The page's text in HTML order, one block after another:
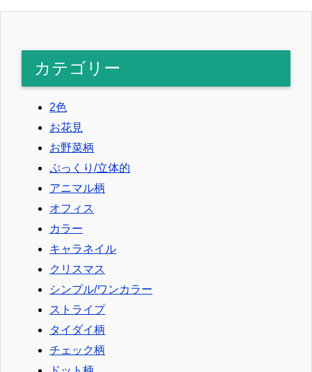
カテゴリー
2色
お花見
お野菜柄
ぷっくり/立体的
アニマル柄
オフィス
カラー
キャラネイル
クリスマス
シンプル/ワンカラー
ストライプ
タイダイ柄
チェック柄